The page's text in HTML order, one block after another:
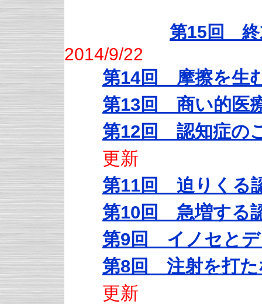
第15回 終
2014/9/22
第14回 摩擦を生
第13回 商い的医
第12回 認知症の
更新
第11回 迫りくる
第10回 急増する
第9回 イノセとデ
第8回 注射を打た
更新